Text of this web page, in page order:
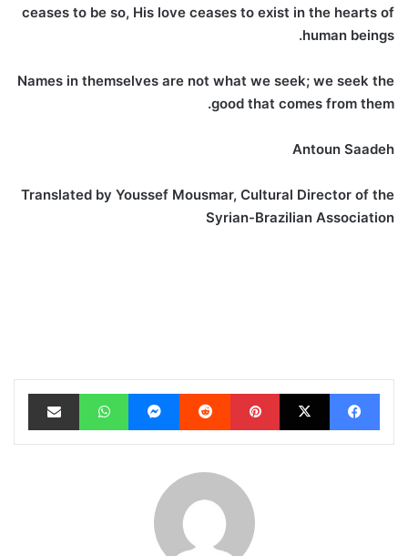
ceases to be so, His love ceases to exist in the hearts of
human beings.
Names in themselves are not what we seek; we seek the
good that comes from them.
Antoun Saadeh
Translated by Youssef Mousmar, Cultural Director of the
Syrian-Brazilian Association
فيسبوك ‫X بينتيريست ‏Reddit ماسنجر واتساب